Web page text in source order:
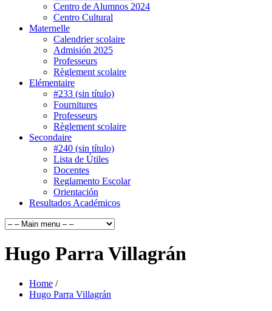
Centro de Alumnos 2024
Centro Cultural
Maternelle
Calendrier scolaire
Admisión 2025
Professeurs
Règlement scolaire
Elémentaire
#233 (sin título)
Fournitures
Professeurs
Règlement scolaire
Secondaire
#240 (sin título)
Lista de Útiles
Docentes
Reglamento Escolar
Orientación
Resultados Académicos
Hugo Parra Villagrán
Home /
Hugo Parra Villagrán